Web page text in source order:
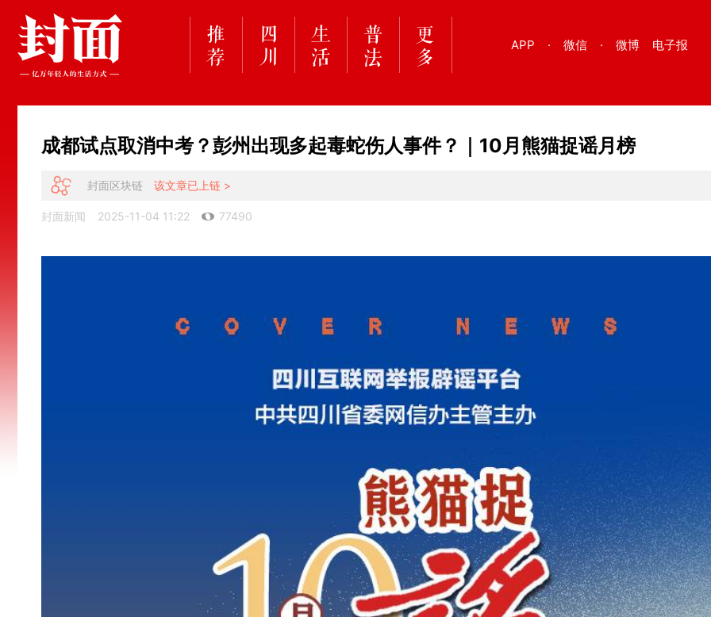
APP · 微信 · 微博 电子报
成都试点取消中考？彭州出现多起毒蛇伤人事件？｜10月熊猫捉谣月榜
封面区块链 该文章已上链 >
封面新闻 2025-11-04 11:22 77490